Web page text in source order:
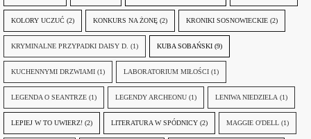
KOLORY UCZUĆ (2) KONKURS NA ŻONĘ (2) KRONIKI SOSNOWIECKIE (2)
KRYMINALNE PRZYPADKI DAISY D. (1) KUBA SOBAŃSKI (9)
KUCHENNYMI DRZWIAMI (1) LABORATORIUM MIŁOŚCI (1)
LEGENDA O SEANTRZE (1) LEGENDY ARCHEONU (1) LENIWA NIEDZIELA (1)
LEPIEJ W TO UWIERZ! (2) LITERATURA W SPÓDNICY (2) MAGGIE O'DELL (1)